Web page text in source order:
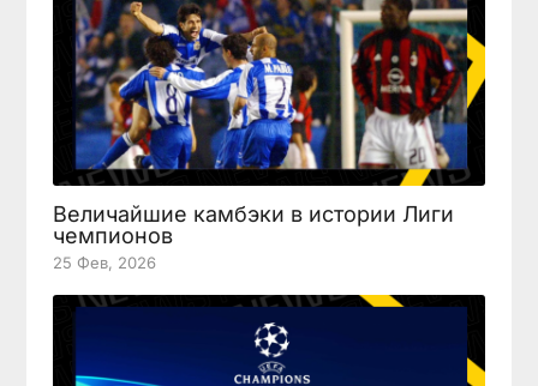
Величайшие камбэки в истории Лиги
чемпионов
25 Фев, 2026